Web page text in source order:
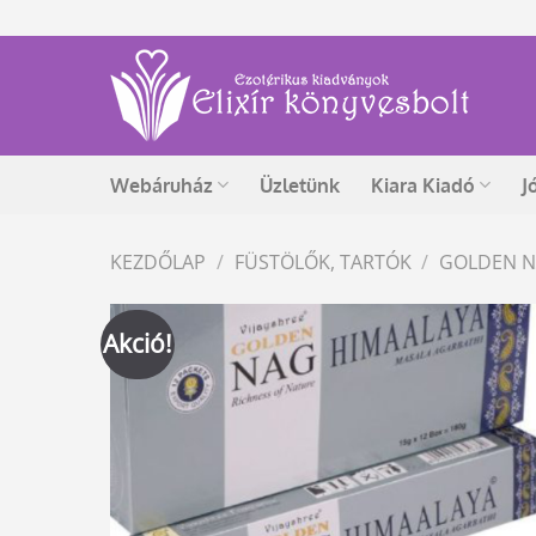
to
Webáruház Üzletünk Kiara Kiadó
KEZDŐLAP / FÜSTÖLŐK, TARTÓK / GOLDEN
Akció!